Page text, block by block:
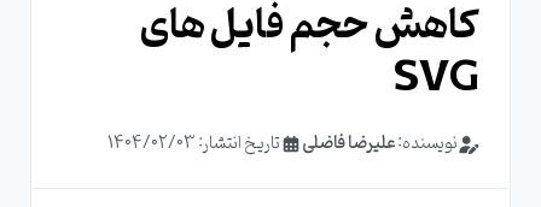
کاهش حجم فایل های
SVG
نویسنده:علیرضا فاضلی تاریخ انتشار: 1404/02/03